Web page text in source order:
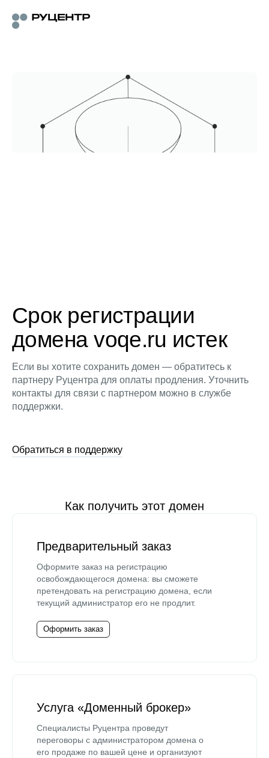
Срок регистрации
домена voqe.ru истек
Если вы хотите сохранить домен — обратитесь к
партнеру Руцентра для оплаты продления. Уточнить
контакты для связи с партнером можно в службе
поддержки.
Обратиться в поддержку
Как получить этот домен
Предварительный заказ
Оформите заказ на регистрацию
освобождающегося домена: вы сможете
претендовать на регистрацию домена, если
текущий администратор его не продлит.
Оформить заказ
Услуга «Доменный брокер»
Специалисты Руцентра проведут
переговоры с администратором домена о
его продаже по вашей цене и организуют